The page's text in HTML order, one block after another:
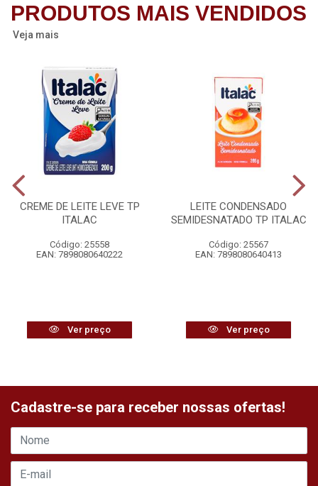
PRODUTOS MAIS VENDIDOS
Veja mais
CREME DE LEITE LEVE TP
ITALAC
Código: 25558
EAN: 7898080640222
Ver preço
LEITE CONDENSADO
SEMIDESNATADO TP ITALAC
Código: 25567
EAN: 7898080640413
Ver preço
Cadastre-se para receber nossas ofertas!